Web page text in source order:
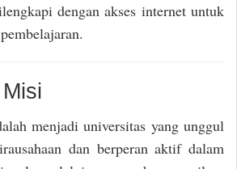
dengan akses internet untuk
menjadi universitas yang unggul
dan berperan aktif dalam